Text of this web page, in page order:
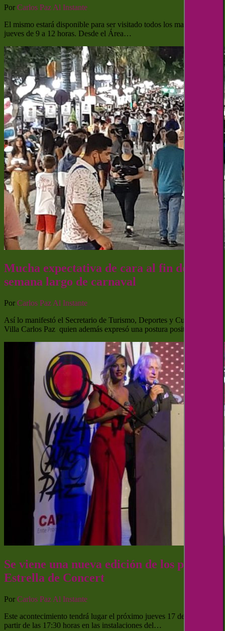
Por Carlos Paz Al Instante
El mismo estará disponible para ser visitado todos los martes y
jueves de 9 a 12 horas. Desde el Área…
Mucha expectativa de cara al fin de
semana largo de carnaval
Por Carlos Paz Al Instante
Así lo manifestó el Secretario de Turismo, Deportes y Cultura de
Villa Carlos Paz quien además expresó una postura positiva…
Se viene una nueva edición de los premios
Estrella de Concert
Por Carlos Paz Al Instante
Este acontecimiento tendrá lugar el próximo jueves 17 de febrero a
partir de las 17:30 horas en las instalaciones del…